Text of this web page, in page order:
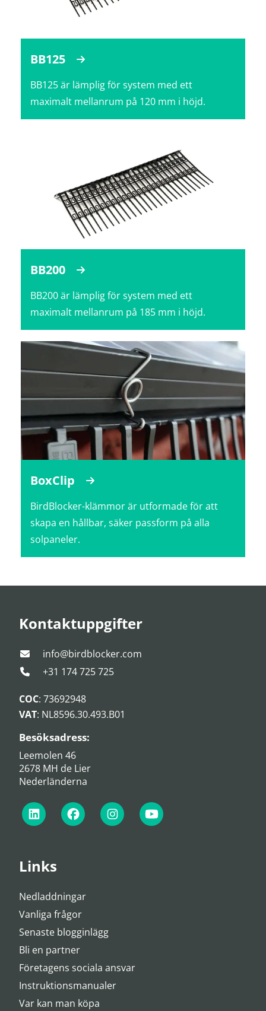
BB125
BB125 är lämplig för system med ett
maximalt mellanrum på 120 mm i höjd.
BB200
BB200 är lämplig för system med ett
maximalt mellanrum på 185 mm i höjd.
BoxClip
BirdBlocker-klämmor är utformade för att
skapa en hållbar, säker passform på alla
solpaneler.
Kontaktuppgifter
info@birdblocker.com
+31 174 725 725
COC: 73692948
VAT: NL8596.30.493.B01
Besöksadress:
Leemolen 46
2678 MH de Lier
Nederländerna
Links
Nedladdningar
Vanliga frågor
Senaste blogginlägg
Bli en partner
Företagens sociala ansvar
Instruktionsmanualer
Var kan man köpa